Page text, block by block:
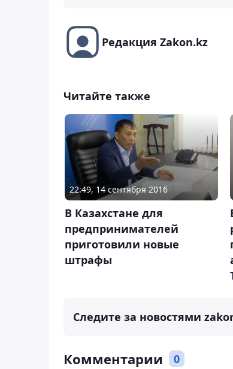
Редакция Zakon.kz
Читайте также
22:49, 14 сентября 2016
В Казахстане для
предпринимателей
приготовили новые
штрафы
Следите за новостями
Комментарии 0